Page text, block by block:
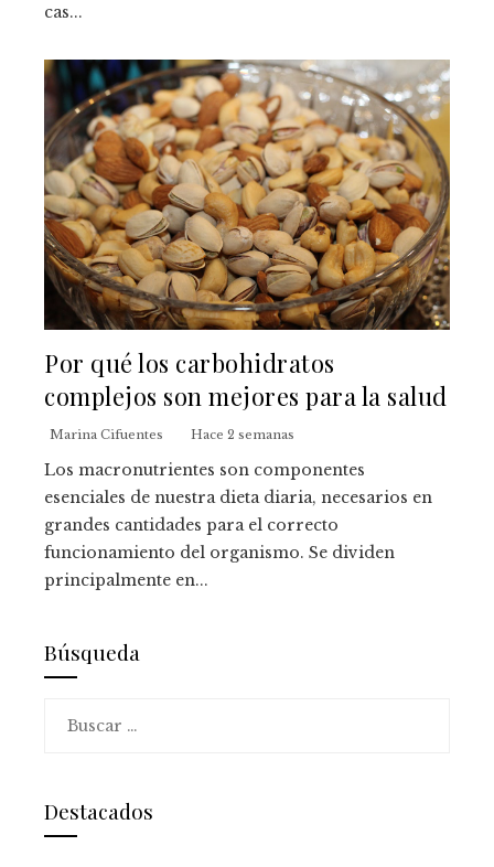
cas...
Por qué los carbohidratos
complejos son mejores para la salud
Marina Cifuentes Hace 2 semanas
Los macronutrientes son componentes
esenciales de nuestra dieta diaria, necesarios en
grandes cantidades para el correcto
funcionamiento del organismo. Se dividen
principalmente en...
Búsqueda
Destacados